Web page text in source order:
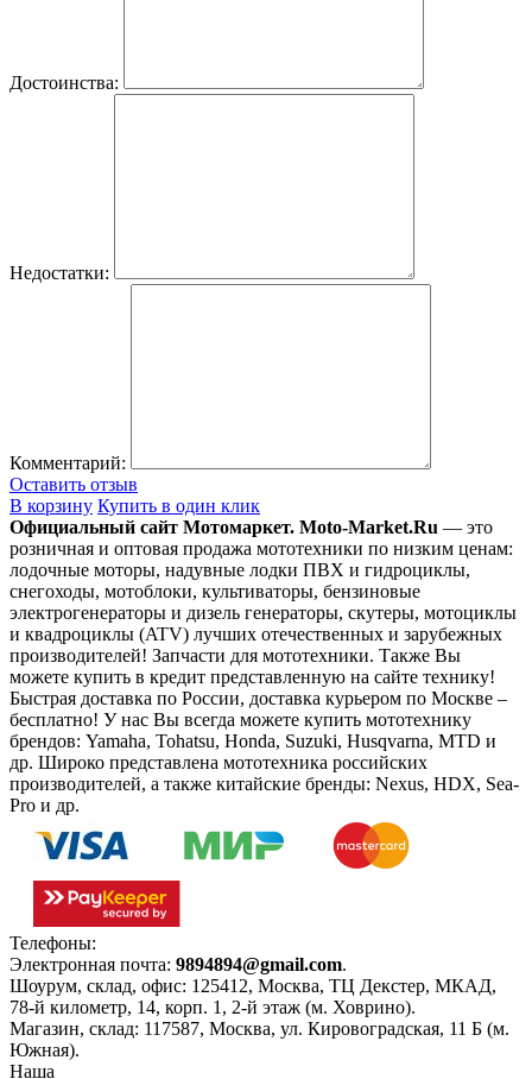
Достоинства:
Недостатки:
Комментарий:
Оставить отзыв
В корзину Купить в один клик
Официальный сайт Мотомаркет. Moto-Market.Ru — это
розничная и оптовая продажа мототехники по низким ценам:
лодочные моторы, надувные лодки ПВХ и гидроциклы,
снегоходы, мотоблоки, культиваторы, бензиновые
электрогенераторы и дизель генераторы, скутеры, мотоциклы
и квадроциклы (ATV) лучших отечественных и зарубежных
производителей! Запчасти для мототехники. Также Вы
можете купить в кредит представленную на сайте технику!
Быстрая доставка по России, доставка курьером по Москве –
бесплатно! У нас Вы всегда можете купить мототехнику
брендов: Yamaha, Tohatsu, Honda, Suzuki, Husqvarna, MTD и
др. Широко представлена мототехника российских
производителей, а также китайские бренды: Nexus, HDX, Sea-
Pro и др.
Телефоны:
Электронная почта: 9894894@gmail.com.
Шоурум, склад, офис: 125412, Москва, ТЦ Декстер, МКАД,
78-й километр, 14, корп. 1, 2-й этаж (м. Ховрино).
Магазин, склад: 117587, Москва, ул. Кировоградская, 11 Б (м.
Южная).
Наша